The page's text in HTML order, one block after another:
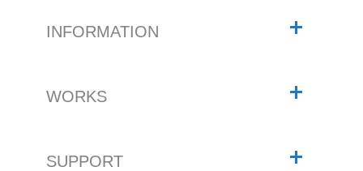
INFORMATION
WORKS
SUPPORT